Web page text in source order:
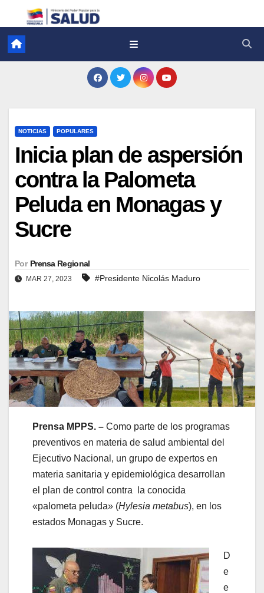
NOTICIAS POPULARES
Inicia plan de aspersión
contra la Palometa
Peluda en Monagas y
Sucre
Por Prensa Regional
MAR 27, 2023 #Presidente Nicolás Maduro
Prensa MPPS. – Como parte de los programas
preventivos en materia de salud ambiental del
Ejecutivo Nacional, un grupo de expertos en
materia sanitaria y epidemiológica desarrollan
el plan de control contra la conocida
«palometa peluda» (Hylesia metabus), en los
estados Monagas y Sucre.
D
e
e